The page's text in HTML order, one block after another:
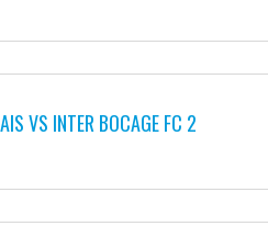
VS INTER BOCAGE FC 2